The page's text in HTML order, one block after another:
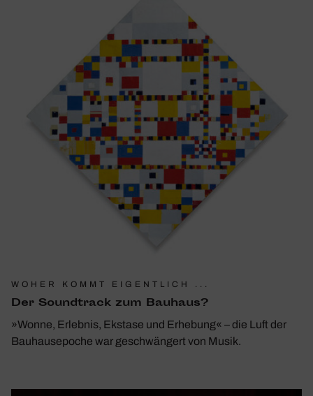
WOHER KOMMT EIGENTLICH ...
Der Sound­track zum Bauhaus?
»Wonne, Erlebnis, Ekstase und Erhebung« – die Luft der
Bauhausepoche war geschwängert von Musik.